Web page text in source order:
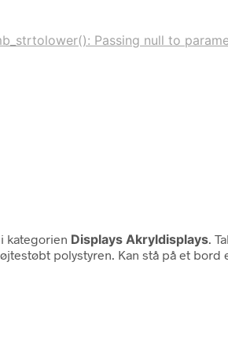
Passing null to
kategorien Displays Akryldisplays .
polystyren. Kan stå på et